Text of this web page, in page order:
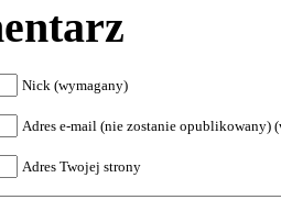
Nick (wymagany)
Adres e-mail (nie zostanie opublikowany)
Adres Twojej strony